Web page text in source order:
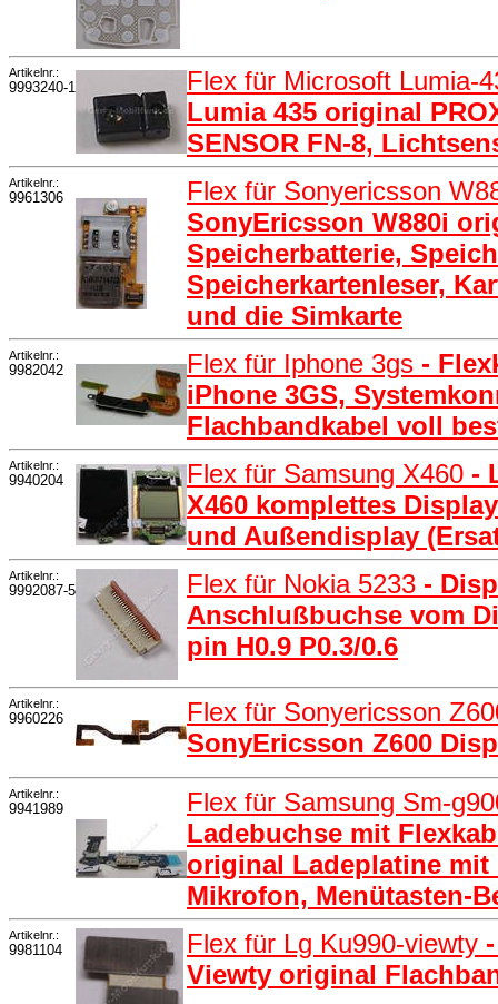
Artikelnr.:
9993240-1
Flex für Microsoft Lumia-
Lumia 435 original
SENSOR FN-8,
Artikelnr.:
9961306
Flex für Sonyericsson
SonyEricsson W880i
Speicherbatterie,
Speicherkartenleser,
und die Simkarte
Artikelnr.:
9982042 Flex für Iphone 3gs -
iPhone 3GS,
Flachbandkabel voll
Artikelnr.:
9940204 Flex für Samsung X460 -
X460 komplettes
und Außendisplay
Artikelnr.:
9992087-5 Flex für Nokia 5233 -
Anschlußbuchse vom
pin H0.9 P0.3/0.6
Artikelnr.:
9960226
Flex für Sonyericsson
SonyEricsson Z600
Artikelnr.:
9941989
Flex für Samsung Sm-
Ladebuchse mit
original Ladeplatine mit
Mikrofon, Menütasten-
Artikelnr.:
9981104 Flex für Lg Ku990-viewty
Viewty original